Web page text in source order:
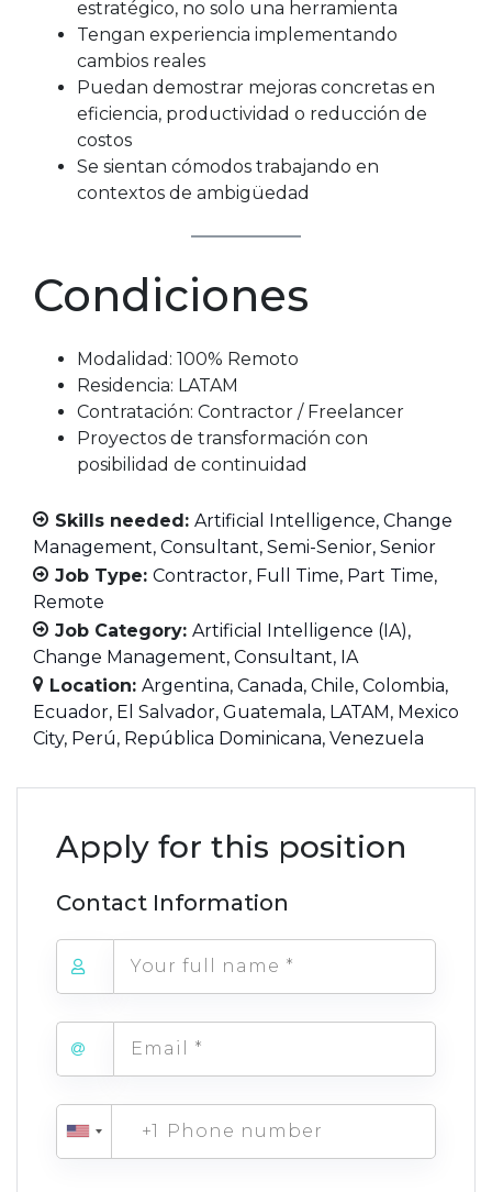
estratégico, no solo una herramienta
Tengan experiencia implementando
cambios reales
Puedan demostrar mejoras concretas en
eficiencia, productividad o reducción de
costos
Se sientan cómodos trabajando en
contextos de ambigüedad
Condiciones
Modalidad: 100% Remoto
Residencia: LATAM
Contratación: Contractor / Freelancer
Proyectos de transformación con
posibilidad de continuidad
Skills needed: Artificial Intelligence Change
Management Consultant Semi-Senior Senior
Job Type: Contractor Full Time Part Time
Remote
Job Category: Artificial Intelligence (IA)
Change Management Consultant IA
Location: Argentina Canada Chile Colombia
Ecuador El Salvador Guatemala LATAM Mexico
City Perú República Dominicana Venezuela
Apply for this position
Contact Information
+1